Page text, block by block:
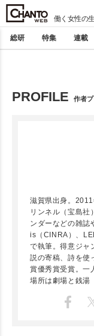
働く女性の
総研 特集 連載
PROFILE 作者
滋賀県出身。
リンネル（宝島
ンダーなどの雑誌
is（CINRA）、
で執筆。得意ジャ
説の寄稿、詩を使
賞優秀賞受賞。一
場所は劇場と銭湯